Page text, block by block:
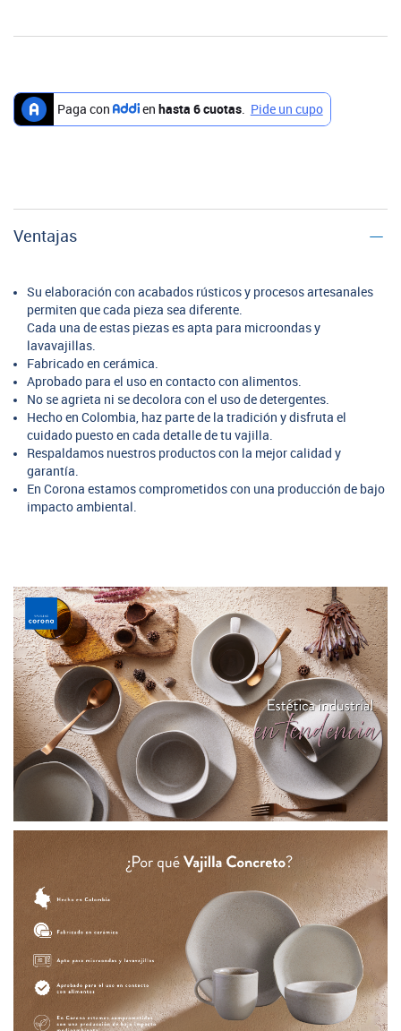
Ventajas
Su elaboración con acabados rústicos y procesos artesanales
permiten que cada pieza sea diferente.
Cada una de estas piezas es apta para microondas y
lavavajillas.
Fabricado en cerámica.
Aprobado para el uso en contacto con alimentos.
No se agrieta ni se decolora con el uso de detergentes.
Hecho en Colombia, haz parte de la tradición y disfruta el
cuidado puesto en cada detalle de tu vajilla.
Respaldamos nuestros productos con la mejor calidad y
garantía.
En Corona estamos comprometidos con una producción de bajo
impacto ambiental.